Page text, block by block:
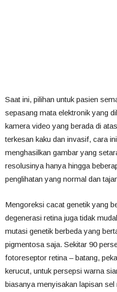
Saat ini, pilihan untuk pasien
sepasang mata elektronik yang
kamera video yang berada di
terkesan kaku dan invasif, cara
menghasilkan gambar yang
resolusinya hanya hingga
penglihatan yang normal dan
Mengoreksi cacat genetik yang
degenerasi retina juga tidak
mutasi genetik berbeda yang
pigmentosa saja. Sekitar 90
fotoreseptor retina – batang,
kerucut, untuk persepsi warna
biasanya menyisakan lapisan